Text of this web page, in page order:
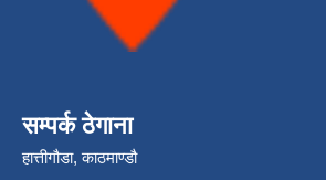
सम्पर्क ठेगाना
हात्तीगौडा, काठमाण्डौ